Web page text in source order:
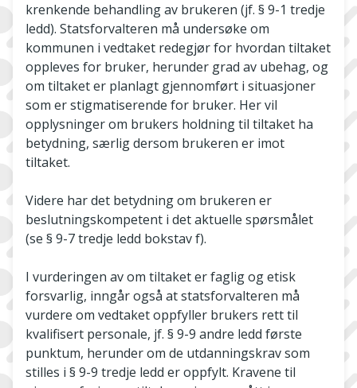
krenkende behandling av brukeren (jf. § 9-1 tredje
ledd). Statsforvalteren må undersøke om
kommunen i vedtaket redegjør for hvordan tiltaket
oppleves for bruker, herunder grad av ubehag, og
om tiltaket er planlagt gjennomført i situasjoner
som er stigmatiserende for bruker. Her vil
opplysninger om brukers holdning til tiltaket ha
betydning, særlig dersom brukeren er imot
tiltaket.
Videre har det betydning om brukeren er
beslutningskompetent i det aktuelle spørsmålet
(se § 9-7 tredje ledd bokstav f).
I vurderingen av om tiltaket er faglig og etisk
forsvarlig, inngår også at statsforvalteren må
vurdere om vedtaket oppfyller brukers rett til
kvalifisert personale, jf. § 9-9 andre ledd første
punktum, herunder om de utdanningskrav som
stilles i § 9-9 tredje ledd er oppfylt. Kravene til